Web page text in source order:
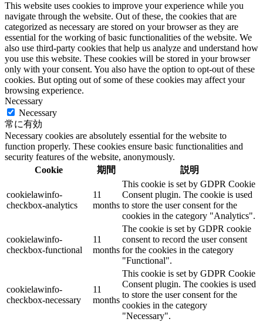
This website uses cookies to improve your experience while you
navigate through the website. Out of these, the cookies that are
categorized as necessary are stored on your browser as they are
essential for the working of basic functionalities of the website. We
also use third-party cookies that help us analyze and understand how
you use this website. These cookies will be stored in your browser
only with your consent. You also have the option to opt-out of these
cookies. But opting out of some of these cookies may affect your
browsing experience.
Necessary
Necessary
常に有効
Necessary cookies are absolutely essential for the website to
function properly. These cookies ensure basic functionalities and
security features of the website, anonymously.
Cookie
期間 説明
cookielawinfo-
checkbox-analytics
11
months
This cookie is set by GDPR Cookie
Consent plugin. The cookie is used
to store the user consent for the
cookies in the category "Analytics".
cookielawinfo-
checkbox-functional
11
months
The cookie is set by GDPR cookie
consent to record the user consent
for the cookies in the category
"Functional".
cookielawinfo-
checkbox-necessary
11
months
This cookie is set by GDPR Cookie
Consent plugin. The cookies is used
to store the user consent for the
cookies in the category
"Necessary".